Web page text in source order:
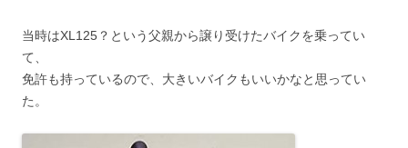
当時はXL125？という父親から譲り受けたバイクを乗ってい
て、
免許も持っているので、大きいバイクもいいかなと思ってい
た。